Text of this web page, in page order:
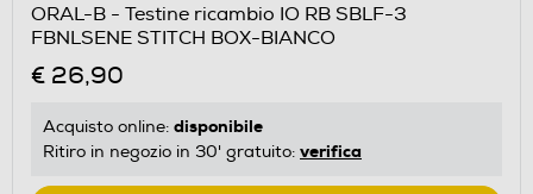
ORAL-B - Testine ricambio IO RB SBLF-3
FBNLSENE STITCH BOX-BIANCO
€ 26,90
Acquisto online: disponibile
Ritiro in negozio in 30' gratuito: verifica